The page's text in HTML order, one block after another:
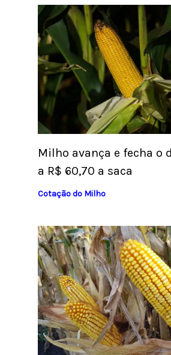
Milho avança e fecha o
a R$ 60,70 a saca
Cotação do Milho